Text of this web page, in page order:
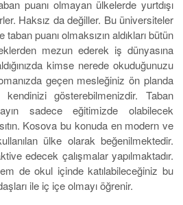
puanı olmayan ülkelerde yurtdışı
Haksız da değiller. Bu üniversiteler
puanı olmaksızın aldıkları bütün
mezun ederek iş dünyasına
kimse nerede okuduğunuzu
geçen mesleğiniz ön planda
gösterebilmenizdir. Taban
sadece eğitimizde olabilecek
Kosova bu konuda en modern ve
ülke olarak beğenilmektedir.
edecek çalışmalar yapılmaktadır.
de okul içinde katılabileceğiniz bu
ile iç içe olmayı öğrenir.